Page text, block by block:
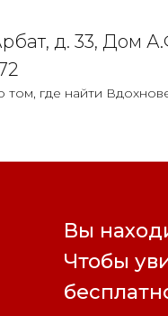
д. 33, Дом
том, где найти
Вы
Чтобы